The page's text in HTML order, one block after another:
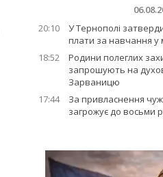
20:10
У Тернополі
плати за навчання у
18:52
Родини полеглих
запрошують на
Зарваницю
17:44
За привласнення
загрожує до восьми